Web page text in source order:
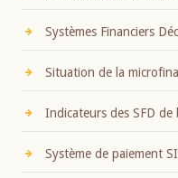
Systèmes Financiers
Situation de la
Indicateurs des SFD de
Système de paiement